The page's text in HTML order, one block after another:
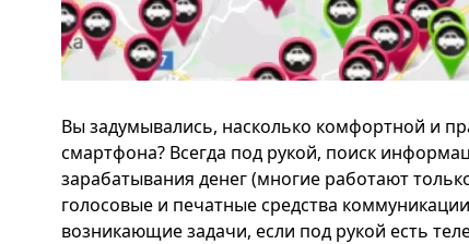
Вы задумывались, насколько комфортной и
смартфона? Всегда под рукой, поиск
зарабатывания денег (многие работают
голосовые и печатные средства
возникающие задачи, если под рукой есть